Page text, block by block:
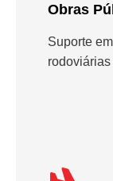
Obras
Suporte